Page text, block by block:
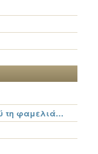
τη φαμελιά…